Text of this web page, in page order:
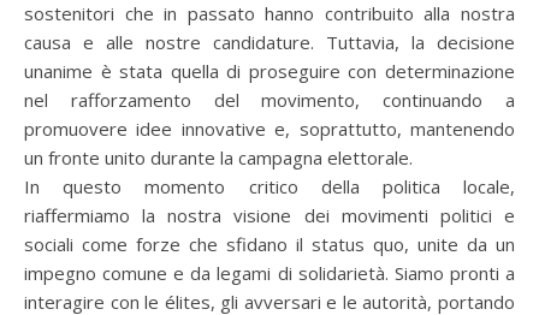
sostenitori che in passato hanno contribuito alla nostra
causa e alle nostre candidature. Tuttavia, la decisione
unanime è stata quella di proseguire con determinazione
nel rafforzamento del movimento, continuando a
promuovere idee innovative e, soprattutto, mantenendo
un fronte unito durante la campagna elettorale.
In questo momento critico della politica locale,
riaffermiamo la nostra visione dei movimenti politici e
sociali come forze che sfidano il status quo, unite da un
impegno comune e da legami di solidarietà. Siamo pronti a
interagire con le élites, gli avversari e le autorità, portando